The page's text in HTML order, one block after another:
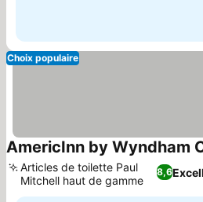
Choix populaire
AmericInn by Wyndham
8,6
Articles de toilette Paul
Mitchell haut de gamme